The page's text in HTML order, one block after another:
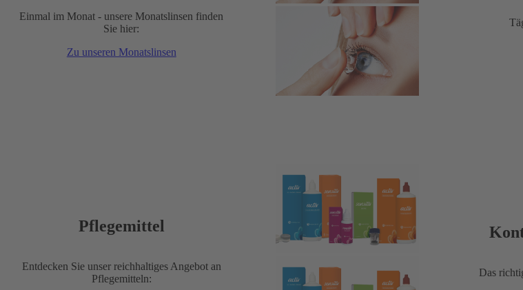
Einmal im Monat - unsere Monatslinsen finden
Sie hier:
Zu unseren Monatslinsen
Pflegemittel
Entdecken Sie unser reichhaltiges Angebot an
Pflegemitteln:
Das